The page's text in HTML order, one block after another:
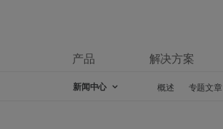
产品 解决方案
新闻中心 概述 专题文章